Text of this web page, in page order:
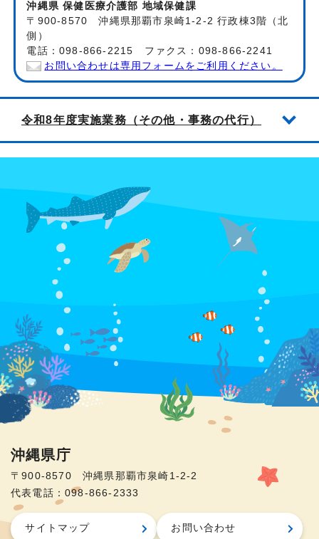
沖縄県 保健医療介護部 地域保健課
〒900-8570 沖縄県那覇市泉崎1-2-2 行政棟3階（北
側）
電話：098-866-2215 ファクス：098-866-2241
お問い合わせは専用フォームをご利用ください。
令和8年度実施業務（その他・事務の代行）
沖縄県庁
〒900-8570 沖縄県那覇市泉崎1-2-2
代表電話：098-866-2333
サイトマップ お問い合わせ